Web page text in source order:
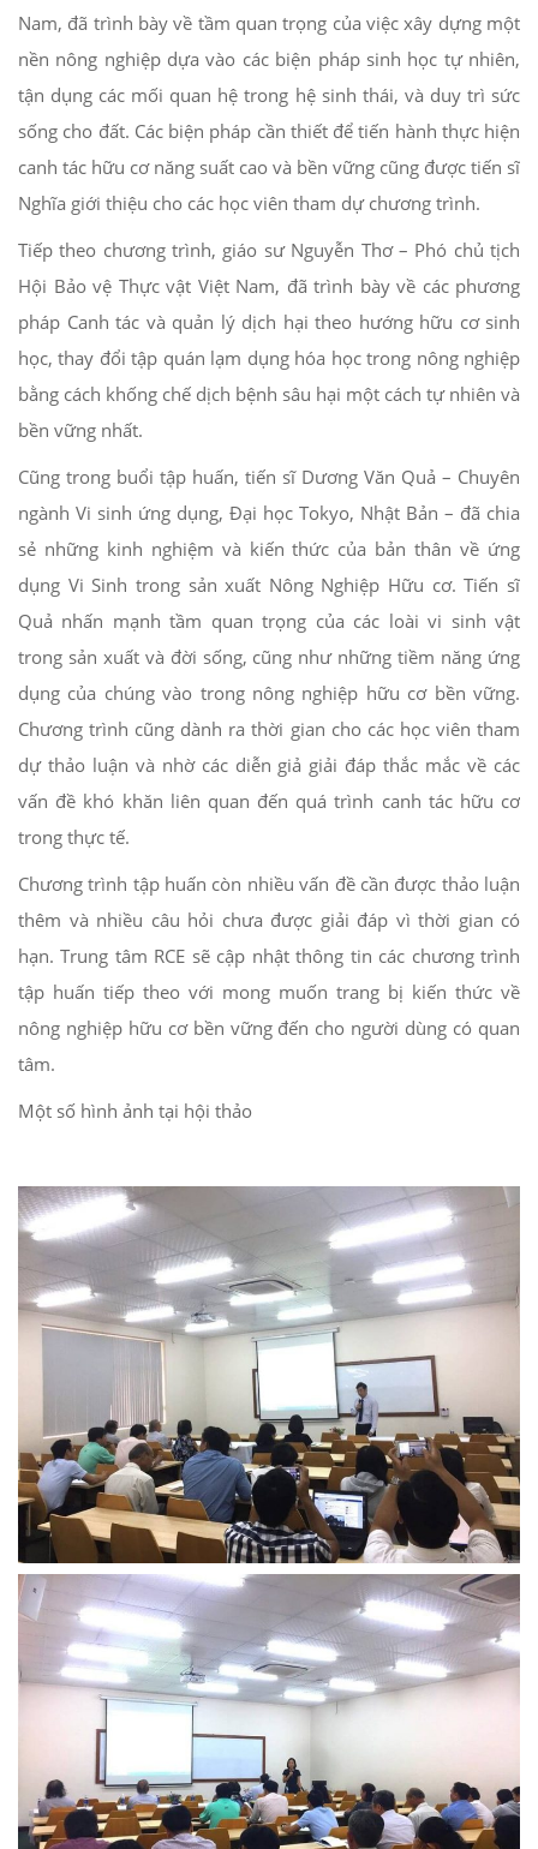
Nam, đã trình bày về tầm quan trọng của việc xây dựng một
nền nông nghiệp dựa vào các biện pháp sinh học tự nhiên,
tận dụng các mối quan hệ trong hệ sinh thái, và duy trì sức
sống cho đất. Các biện pháp cần thiết để tiến hành thực hiện
canh tác hữu cơ năng suất cao và bền vững cũng được tiến sĩ
Nghĩa giới thiệu cho các học viên tham dự chương trình.
Tiếp theo chương trình, giáo sư Nguyễn Thơ – Phó chủ tịch
Hội Bảo vệ Thực vật Việt Nam, đã trình bày về các phương
pháp Canh tác và quản lý dịch hại theo hướng hữu cơ sinh
học, thay đổi tập quán lạm dụng hóa học trong nông nghiệp
bằng cách khống chế dịch bệnh sâu hại một cách tự nhiên và
bền vững nhất.
Cũng trong buổi tập huấn, tiến sĩ Dương Văn Quả – Chuyên
ngành Vi sinh ứng dụng, Đại học Tokyo, Nhật Bản – đã chia
sẻ những kinh nghiệm và kiến thức của bản thân về ứng
dụng Vi Sinh trong sản xuất Nông Nghiệp Hữu cơ. Tiến sĩ
Quả nhấn mạnh tầm quan trọng của các loài vi sinh vật
trong sản xuất và đời sống, cũng như những tiềm năng ứng
dụng của chúng vào trong nông nghiệp hữu cơ bền vững.
Chương trình cũng dành ra thời gian cho các học viên tham
dự thảo luận và nhờ các diễn giả giải đáp thắc mắc về các
vấn đề khó khăn liên quan đến quá trình canh tác hữu cơ
trong thực tế.
Chương trình tập huấn còn nhiều vấn đề cần được thảo luận
thêm và nhiều câu hỏi chưa được giải đáp vì thời gian có
hạn. Trung tâm RCE sẽ cập nhật thông tin các chương trình
tập huấn tiếp theo với mong muốn trang bị kiến thức về
nông nghiệp hữu cơ bền vững đến cho người dùng có quan
tâm.
Một số hình ảnh tại hội thảo